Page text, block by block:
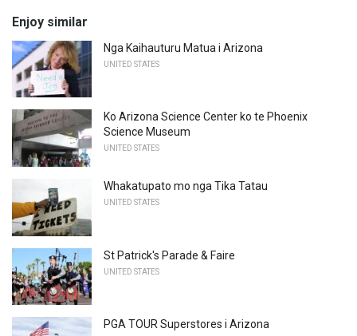
Enjoy similar
Nga Kaihauturu Matua i Arizona
UNITED STATES
Ko Arizona Science Center ko te Phoenix
Science Museum
UNITED STATES
Whakatupato mo nga Tika Tatau
UNITED STATES
St Patrick's Parade & Faire
UNITED STATES
PGA TOUR Superstores i Arizona